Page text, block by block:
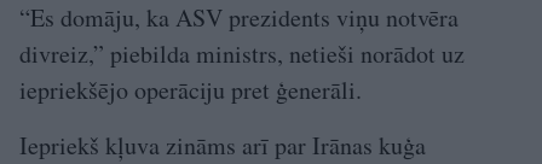
“Es domāju, ka ASV prezidents viņu notvēra
divreiz,” piebilda ministrs, netieši norādot uz
iepriekšējo operāciju pret ģenerāli.
Iepriekš kļuva zināms arī par Irānas kuģa